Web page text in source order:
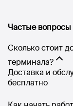
Частые вопросы
Сколько стоит
терминала?
Доставка и
бесплатно